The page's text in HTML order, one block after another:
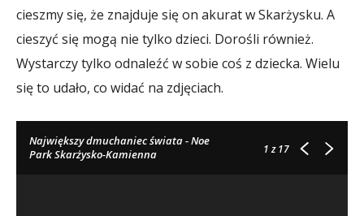
cieszmy się, że znajduje się on akurat w Skarżysku. A
cieszyć się mogą nie tylko dzieci. Dorośli również.
Wystarczy tylko odnaleźć w sobie coś z dziecka. Wielu
się to udało, co widać na zdjęciach.
Największy dmuchaniec świata - Noe
Park Skarżysko-Kamienna
1z 17